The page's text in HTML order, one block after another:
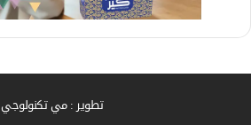
تطوير : مي تكنولوجي